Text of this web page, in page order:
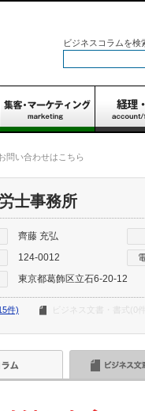
ビジネスコラムを検
問い合わせはこちら
士事務所
齊藤 充弘
124-0012
東京都葛飾区立石6-20-12
件) ビジネス文書・書式(0